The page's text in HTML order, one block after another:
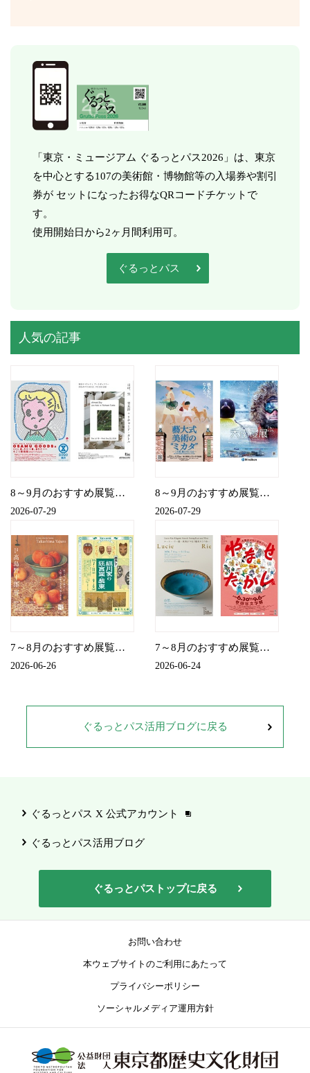
「東京・ミュージアム ぐるっとパス2026」は、東京
を中心とする107の美術館・博物館等の入場券や割引
券が セットになったお得なQRコードチケットで
す。
使用開始日から2ヶ月間利用可。
ぐるっとパス
人気の記事
8～9月のおすすめ展覧会（入場）
2026-07-29
8～9月のおすすめ展覧会（割引）
2026-07-29
7～8月のおすすめ展覧会（入場）
2026-06-26
7～8月のおすすめ展覧会（割引）
2026-06-24
ぐるっとパス活用ブログに戻る
ぐるっとパス X 公式アカウント
ぐるっとパス活用ブログ
ぐるっとパストップに戻る
お問い合わせ
本ウェブサイトのご利用にあたって
プライバシーポリシー
ソーシャルメディア運用方針